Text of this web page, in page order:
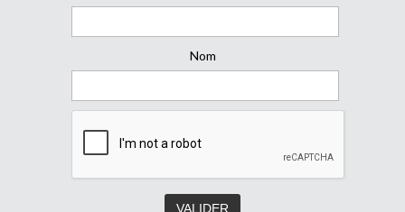
Nom